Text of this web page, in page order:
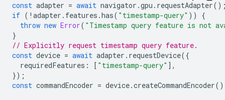
const adapter = await navigator .gpu . requestAdapter
if ( ! adapter . features .has( "timestamp-query" ))
{
throw new Error( "Timestamp query feature is not
}
// Explicitly request timestamp query feature.
const device = await adapter . requestDevice({
requiredFeatures : [ "timestamp-query" ],
});
const commandEncoder = device.createCommandEncoder